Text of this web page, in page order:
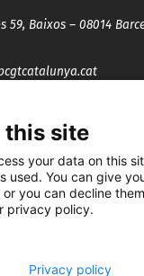
59, Baixos – 08014
this site
your data on this
used. You can give
you can decline
privacy policy.
Privacy policy